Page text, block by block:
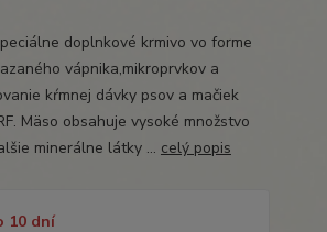
doplnkové krmivo vo forme
vápnika,mikroprvkov a
kŕmnej dávky psov a mačiek
Mäso obsahuje vysoké množstvo
minerálne látky ... celý popis
10 dní